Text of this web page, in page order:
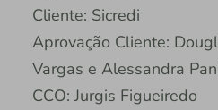
Cliente: Sicredi
Aprovação Cliente:
Vargas e Alessandra
CCO: Jurgis Figueiredo